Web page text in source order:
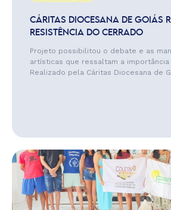
CÁRITAS DIOCESANA DE GOIÁS
RESISTÊNCIA DO CERRADO
Projeto possibilitou o debate e as
artísticas que ressaltam a
Realizado pela Cáritas Diocesana de